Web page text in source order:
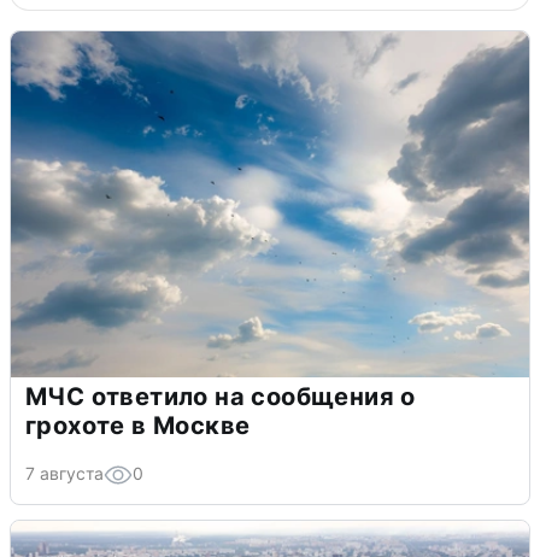
МЧС ответило на сообщения о
грохоте в Москве
7 августа 0